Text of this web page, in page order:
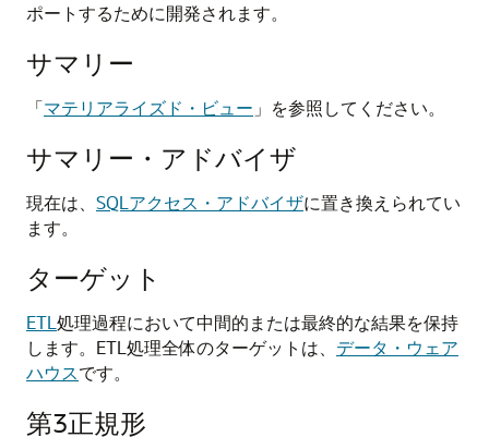
ポートするために開発されます。
サマリー
「マテリアライズド・ビュー 」を参照してください。
サマリー・アドバイザ
現在は、 SQLアクセス・アドバイザに置き換えられてい
ます。
ターゲット
ETL 処理過程において中間的または最終的な結果を保持
します。ETL処理全体のターゲットは、 データ・ウェア
ハウスです。
第3正規形